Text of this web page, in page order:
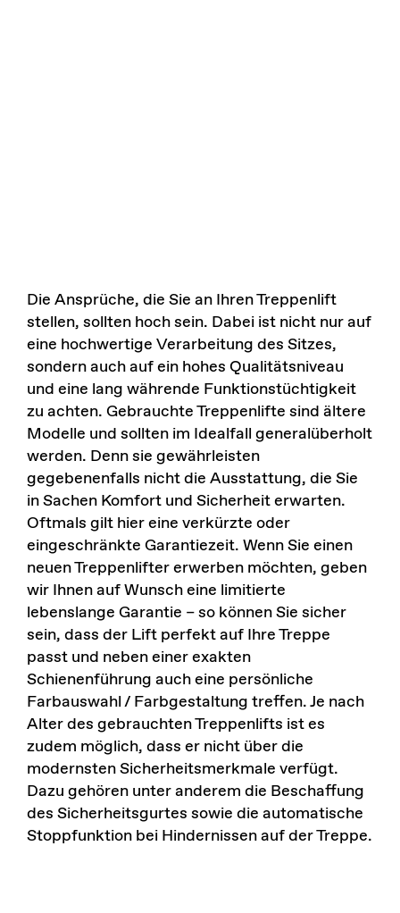
Die Ansprüche, die Sie an Ihren Treppenlift
stellen, sollten hoch sein. Dabei ist nicht nur auf
eine hochwertige Verarbeitung des Sitzes,
sondern auch auf ein hohes Qualitätsniveau
und eine lang währende Funktionstüchtigkeit
zu achten. Gebrauchte Treppenlifte sind ältere
Modelle und sollten im Idealfall generalüberholt
werden. Denn sie gewährleisten
gegebenenfalls nicht die Ausstattung, die Sie
in Sachen Komfort und Sicherheiterwarten.
Oftmals gilt hier eine verkürzte oder
eingeschränkte Garantiezeit. Wenn Sie einen
neuen Treppenlifter erwerben möchten, geben
wir Ihnen auf Wunsch eine limitierte
lebenslange Garantie – so können Sie sicher
sein, dass der Lift perfekt auf Ihre Treppe
passt und neben einer exakten
Schienenführung auch eine persönliche
Farbauswahl / Farbgestaltung treffen. Je nach
Alter des gebrauchten Treppenlifts ist es
zudem möglich, dass er nicht über die
modernsten Sicherheitsmerkmale verfügt.
Dazu gehören unter anderem die Beschaffung
des Sicherheitsgurtes sowie die automatische
Stoppfunktion bei Hindernissen auf der Treppe.